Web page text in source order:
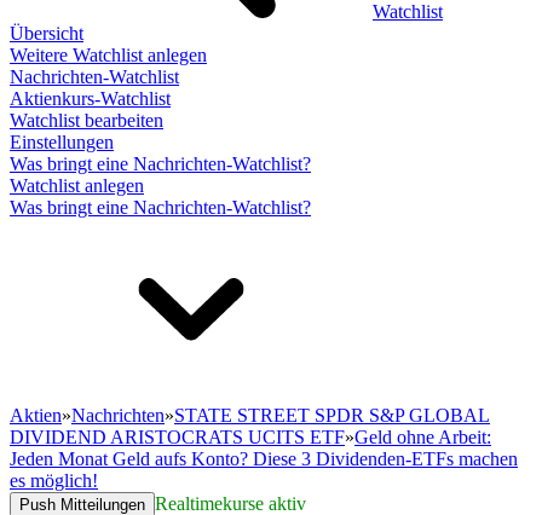
Watchlist
Übersicht
Weitere Watchlist anlegen
Nachrichten-Watchlist
Aktienkurs-Watchlist
Watchlist bearbeiten
Einstellungen
Was bringt eine Nachrichten-Watchlist?
Watchlist anlegen
Was bringt eine Nachrichten-Watchlist?
Aktien»Nachrichten»STATE STREET SPDR S&P GLOBAL
DIVIDEND ARISTOCRATS UCITS ETF»Geld ohne Arbeit:
Jeden Monat Geld aufs Konto? Diese 3 Dividenden-ETFs machen
es möglich!
Push Mitteilungen Realtimekurse aktiv